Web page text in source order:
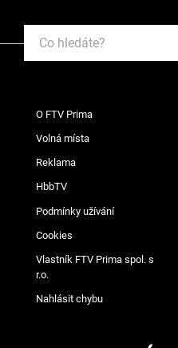
O FTV Prima
Volná místa
Reklama
HbbTV
Podmínky užívání
Cookies
Vlastník FTV Prima spol. s
r.o.
Nahlásit chybu